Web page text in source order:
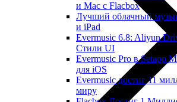
и Mac с Flacbox
Лучший облачный
и iPad
Evermusic 6.8: Aliyun
Стили UI
Evermusic Pro в Setapp
для iOS
Evermusic достиг 11
миру